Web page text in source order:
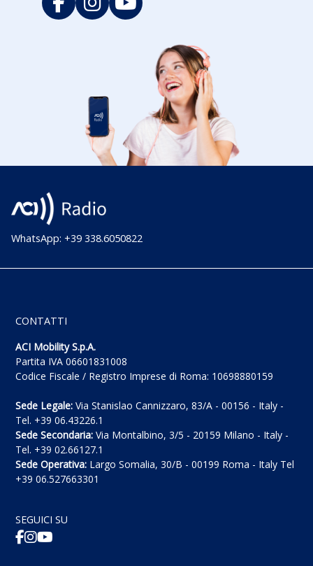
WhatsApp: +39 338.6050822
CONTATTI
ACI Mobility S.p.A.
Partita IVA 06601831008
Codice Fiscale / Registro Imprese di Roma: 10698880159
Sede Legale: Via Stanislao Cannizzaro, 83/A - 00156 - Italy -
Tel. +39 06.43226.1
Sede Secondaria: Via Montalbino, 3/5 - 20159 Milano - Italy -
Tel. +39 02.66127.1
Sede Operativa: Largo Somalia, 30/B - 00199 Roma - Italy Tel
+39 06.527663301
SEGUICI SU